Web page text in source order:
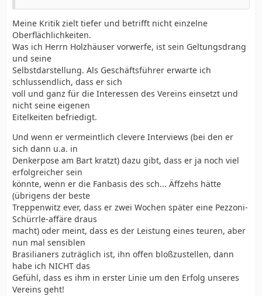
Meine Kritik zielt tiefer und betrifft nicht einzelne
Oberflächlichkeiten.
Was ich Herrn Holzhäuser vorwerfe, ist sein Geltungsdrang
und seine
Selbstdarstellung. Als Geschäftsführer erwarte ich
schlussendlich, dass er sich
voll und ganz für die Interessen des Vereins einsetzt und
nicht seine eigenen
Eitelkeiten befriedigt.
Und wenn er vermeintlich clevere Interviews (bei den er
sich dann u.a. in
Denkerpose am Bart kratzt) dazu gibt, dass er ja noch viel
erfolgreicher sein
könnte, wenn er die Fanbasis des sch... Äffzehs hätte
(übrigens der beste
Treppenwitz ever, dass er zwei Wochen später eine Pezzoni-
Schürrle-affäre draus
macht) oder meint, dass es der Leistung eines teuren, aber
nun mal sensiblen
Brasilianers zuträglich ist, ihn offen bloßzustellen, dann
habe ich NICHT das
Gefühl, dass es ihm in erster Linie um den Erfolg unseres
Vereins geht!